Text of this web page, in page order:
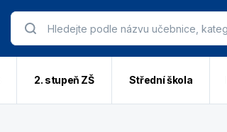
2. stupeň ZŠ Střední škola